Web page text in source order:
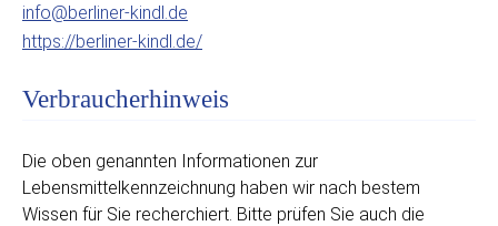
info@berliner-kindl.de
https://berliner-kindl.de/
Verbraucherhinweis
Die oben genannten Informationen zur
Lebensmittelkennzeichnung haben wir nach bestem
Wissen für Sie recherchiert. Bitte prüfen Sie auch die